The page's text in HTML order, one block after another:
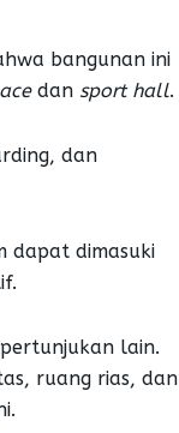
bangunan ini
dan sport hall.
dan
dapat dimasuki
lain.
ruang rias, dan